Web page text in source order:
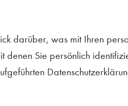
darüber, was mit Ihren
Sie persönlich